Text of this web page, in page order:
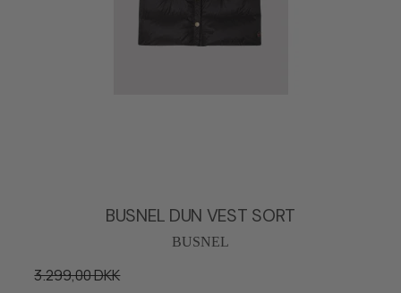
BUSNEL DUN VEST SORT
BUSNEL
3.299,00 DKK